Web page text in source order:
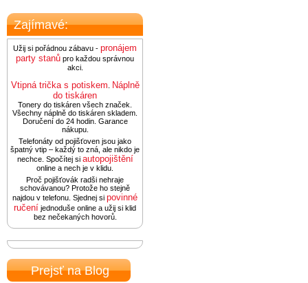
Zajímavé:
Užij si pořádnou zábavu - pronájem
party stanů pro každou správnou
akci.
Vtipná trička s potiskem Náplně
do tiskáren
Tonery do tiskáren všech značek.
Všechny náplně do tiskáren skladem.
Doručení do 24 hodin. Garance
nákupu.
Telefonáty od pojišťoven jsou jako
špatný vtip – každý to zná, ale nikdo je
nechce. Spočítej si autopojištění
online a nech je v klidu.
Proč pojišťovák radši nehraje
schovávanou? Protože ho stejně
najdou v telefonu. Sjednej si povinné
ručení jednoduše online a užij si klid
bez nečekaných hovorů.
Prejsť na Blog